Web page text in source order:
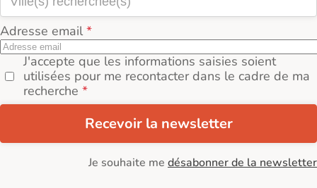
Adresse email
J'accepte que les informations saisies soient
utilisées pour me recontacter dans le cadre de ma
recherche
Recevoir la newsletter
Je souhaite me désabonner de la newsletter